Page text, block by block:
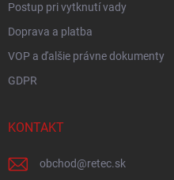
Postup pri vytknutí vady
Doprava a platba
VOP a ďalšie právne dokumenty
GDPR
KONTAKT
obchod@retec.sk